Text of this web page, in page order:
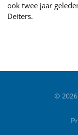
ook twee jaar
Deiters.
© 2026